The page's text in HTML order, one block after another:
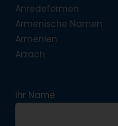
Anredeformen
Armenische Namen
Armenien
Arzach
Ihr Name